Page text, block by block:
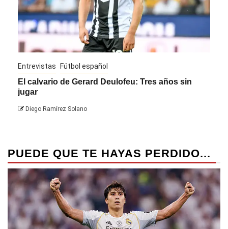
Entrevistas Fútbol español
El calvario de Gerard Deulofeu: Tres años sin
jugar
Diego Ramírez Solano
PUEDE QUE TE HAYAS PERDIDO...